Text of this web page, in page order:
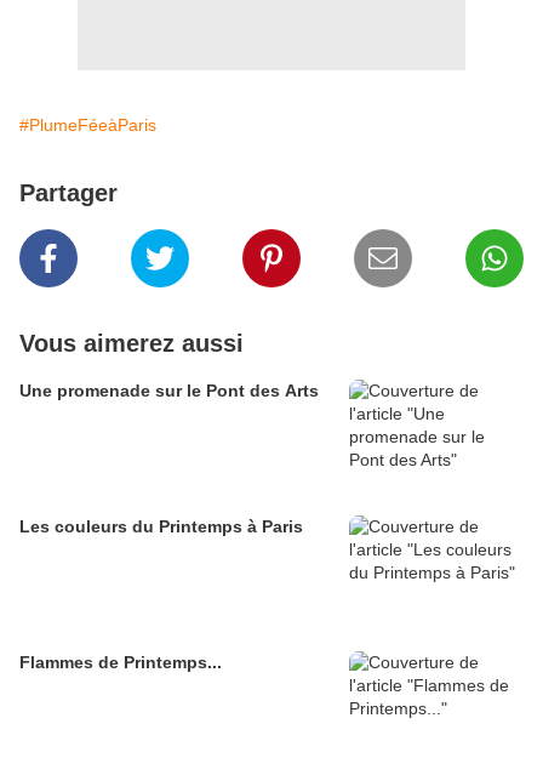
#PlumeFéeàParis
Partager
Vous aimerez aussi
Une promenade sur le Pont des Arts
Les couleurs du Printemps à Paris
Flammes de Printemps...